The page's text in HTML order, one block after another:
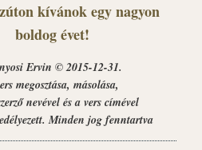
kívánok egy nagyon
boldog évet!
Ervin © 2015-12-31.
megosztása, másolása,
nevével és a vers címével
Minden jog fenntartva